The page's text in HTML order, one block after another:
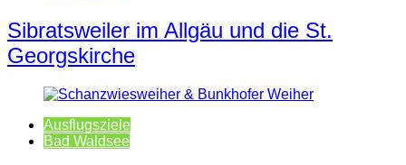
Sibratsweiler im Allgäu und die St.
Georgskirche
Ausflugsziele
Bad Waldsee